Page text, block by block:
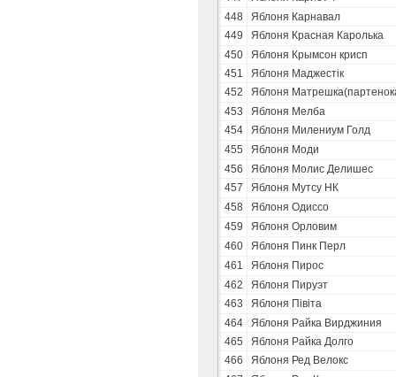
448
Яблоня Карнавал
449
Яблоня Красная Каролька
450
Яблоня Крымсон крисп
451
Яблоня Маджестік
452
Яблоня
453
Яблоня Мелба
454
Яблоня Милениум Голд
455
Яблоня Моди
456
Яблоня Молис Делишес
457
Яблоня Мутсу НК
458
Яблоня Одиссо
459
Яблоня Орловим
460
Яблоня Пинк Перл
461
Яблоня Пирос
462
Яблоня Пируэт
463
Яблоня Півіта
464
Яблоня Райка Вирджиния
465
Яблоня Райка Долго
466
Яблоня Ред Велокс